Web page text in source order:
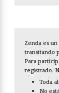
Zenda es
transitando
Para
registrado.
Toda
No